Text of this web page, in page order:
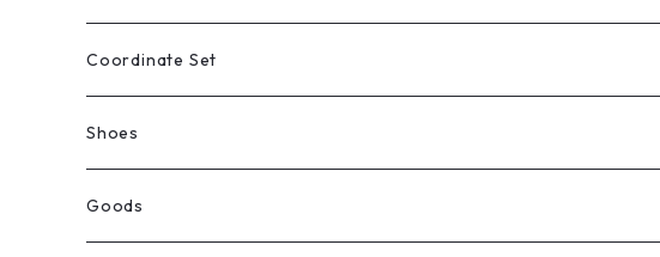
コート
ナイロンジャケット
セーター・カーディガン
トップス
アウター
トップス
ライフスタイル雑貨
ラグ・ブランケット
ブランド
ラルフローレン
Ladies
Sweater
Goods
アウトドアナイロンジャケット
スポーツナイロンジャケット
ワークジャケット
ストライプシャツ
ポロシャツ
スウェット・パーカ
プリントスウェット
ベスト
バギーズデニム
チノパンツ
イージーパンツ
スラックス
Tops
Pants
Tops
Pants
Tシャツ
ブラウス／シャツ／デザイントップス
長袖
ベスト／キャミソール
Coordinate Set
Shoes
22cm以下
Goods